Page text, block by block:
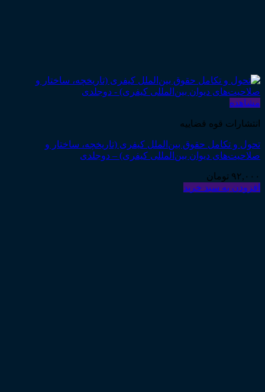
مشاهده
انتشارات قوه قضاییه
تحول و تکامل حقوق بین‌الملل کیفری (تاریخچه، ساختار و
صلاحیت‌های دیوان بین‌المللی کیفری) – دوجلدی
۹۲,۰۰۰ تومان
افزودن به سبد خرید